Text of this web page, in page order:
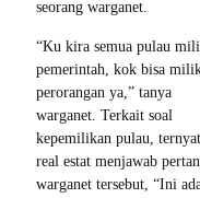
seorang warganet.
“Ku kira semua pulau
pemerintah, kok bisa
perorangan ya,” tanya
warganet. Terkait soal
kepemilikan pulau,
real estat menjawab
warganet tersebut, “Ini